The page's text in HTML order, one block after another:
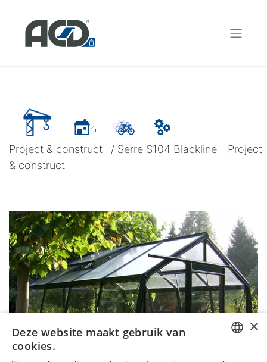
Project & construct / Serre S104 Blackline - Project
& construct
×
Deze website maakt gebruik van
cookies.